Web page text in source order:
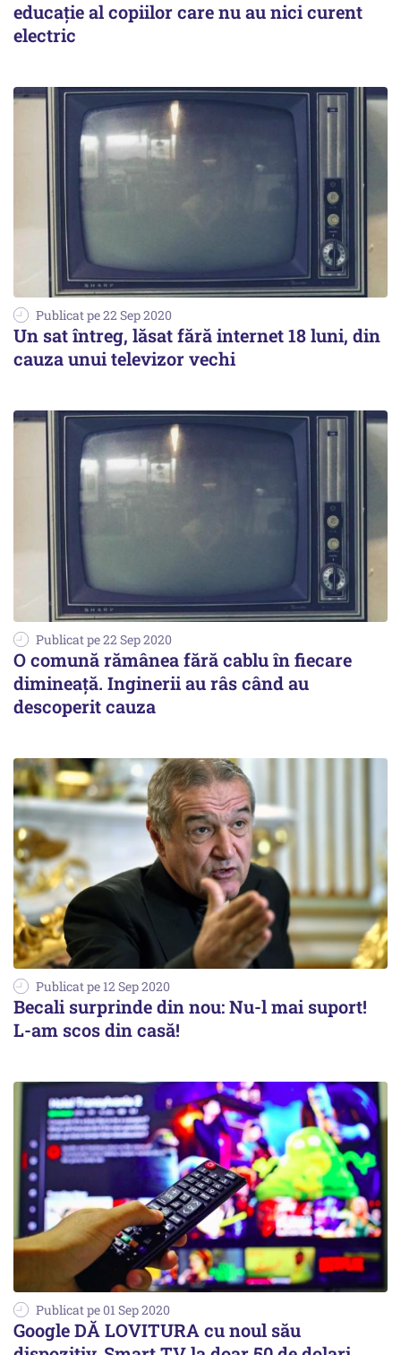
educație al copiilor care nu au nici curent
electric
Publicat pe 22 Sep 2020
Un sat întreg, lăsat fără internet 18 luni, din
cauza unui televizor vechi
Publicat pe 22 Sep 2020
O comună rămânea fără cablu în fiecare
dimineață. Inginerii au râs când au
descoperit cauza
Publicat pe 12 Sep 2020
Becali surprinde din nou: Nu-l mai suport!
L-am scos din casă!
Publicat pe 01 Sep 2020
Google DĂ LOVITURA cu noul său